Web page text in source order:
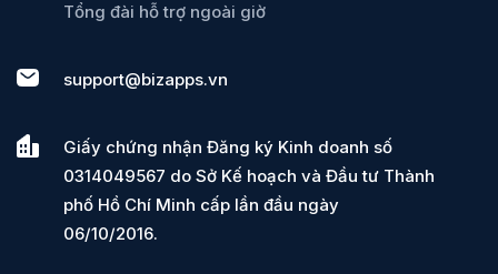
Tổng đài hỗ trợ ngoài giờ
support@bizapps.vn
Giấy chứng nhận Đăng ký Kinh doanh số
0314049567 do Sở Kế hoạch và Đầu tư Thành
phố Hồ Chí Minh cấp lần đầu ngày
06/10/2016.